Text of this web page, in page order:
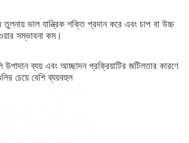
ভাল যান্ত্রিক শক্তি প্রদান করে এবং চাপ বা উচ্চ
সম্ভাবনা কম।
ব্যয় এবং আচ্ছাদন প্রক্রিয়াটির জটিলতার কারণে
চেয়ে বেশি ব্যয়বহুল